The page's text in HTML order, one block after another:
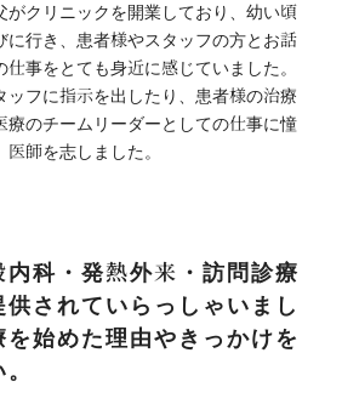
がクリニックを開業しており、幼い頃
に行き、患者様やスタッフの方とお話
仕事をとても身近に感じていました。
ッフに指示を出したり、患者様の治療
療のチームリーダーとしての仕事に憧
師を志しました。
科・発熱外来・訪問診療
されていらっしゃいまし
を始めた理由やきっかけを